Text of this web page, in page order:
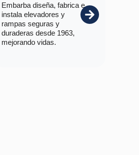
Embarba diseña, fabrica e
instala elevadores y
rampas seguras y
duraderas desde 1963,
mejorando vidas.